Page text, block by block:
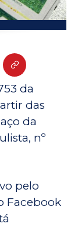
da
das
da
nº
pelo
Facebook